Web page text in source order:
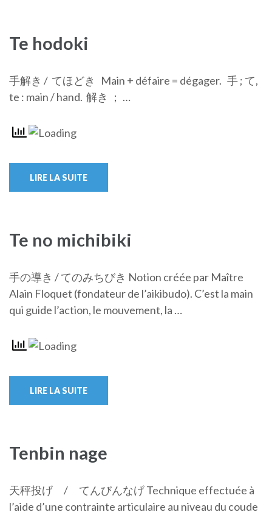
Te hodoki
手解き / てほどき Main + défaire = dégager. 手 ; て,
te : main / hand. 解き ； …
LIRE LA SUITE
Te no michibiki
手の導き / てのみちびき Notion créée par Maître
Alain Floquet (fondateur de l’aikibudo). C’est la main
qui guide l’action, le mouvement, la …
LIRE LA SUITE
Tenbin nage
天秤投げ / てんびんなげ Technique effectuée à
l’aide d’une contrainte articulaire au niveau du coude